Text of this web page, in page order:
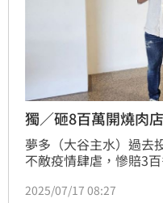
獨／砸8百萬開燒肉
夢多（大谷主水）過去
不敵疫情肆虐，慘賠3
萬元開日式燒肉店。不
2025/07/17 08:27